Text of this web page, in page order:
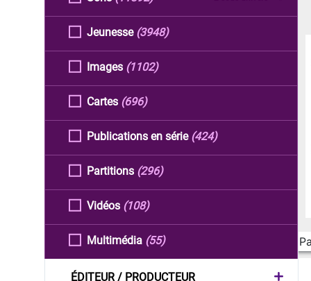
Jeunesse (3948)
Images (1102)
Cartes (696)
Publications en série (424)
Partitions (296)
Vidéos (108)
Multimédia (55)
ÉDITEUR / PRODUCTEUR